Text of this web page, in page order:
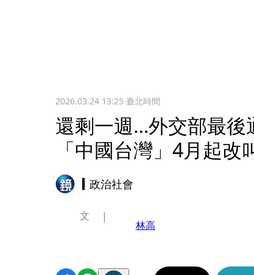
2026.03.24 13:25 臺北時間
還剩一週…外交部最
「中國台灣」4月起改
政治社會
文
林高